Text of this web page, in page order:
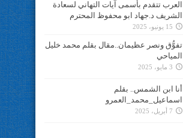
العرب تتقدم بأسمى آيات التهاني لسعادة
الشريف د.جهاد ابو محفوظ المحترم
15 يونيو، 2025
تفوُّق ونصر عظيمان..مقال بقلم محمد خليل
المياحي
3 مايو، 2025
أنا ابن الشمس.. بقلم
اسماعيل_محمد_العمرو
7 أبريل، 2025